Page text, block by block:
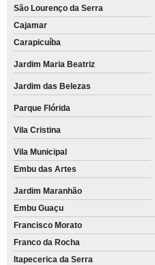
São Lourenço da Serra
Cajamar
Carapicuíba
Jardim Maria Beatriz
Jardim das Belezas
Parque Flórida
Vila Cristina
Vila Municipal
Embu das Artes
Jardim Maranhão
Embu Guaçu
Francisco Morato
Franco da Rocha
Itapecerica da Serra